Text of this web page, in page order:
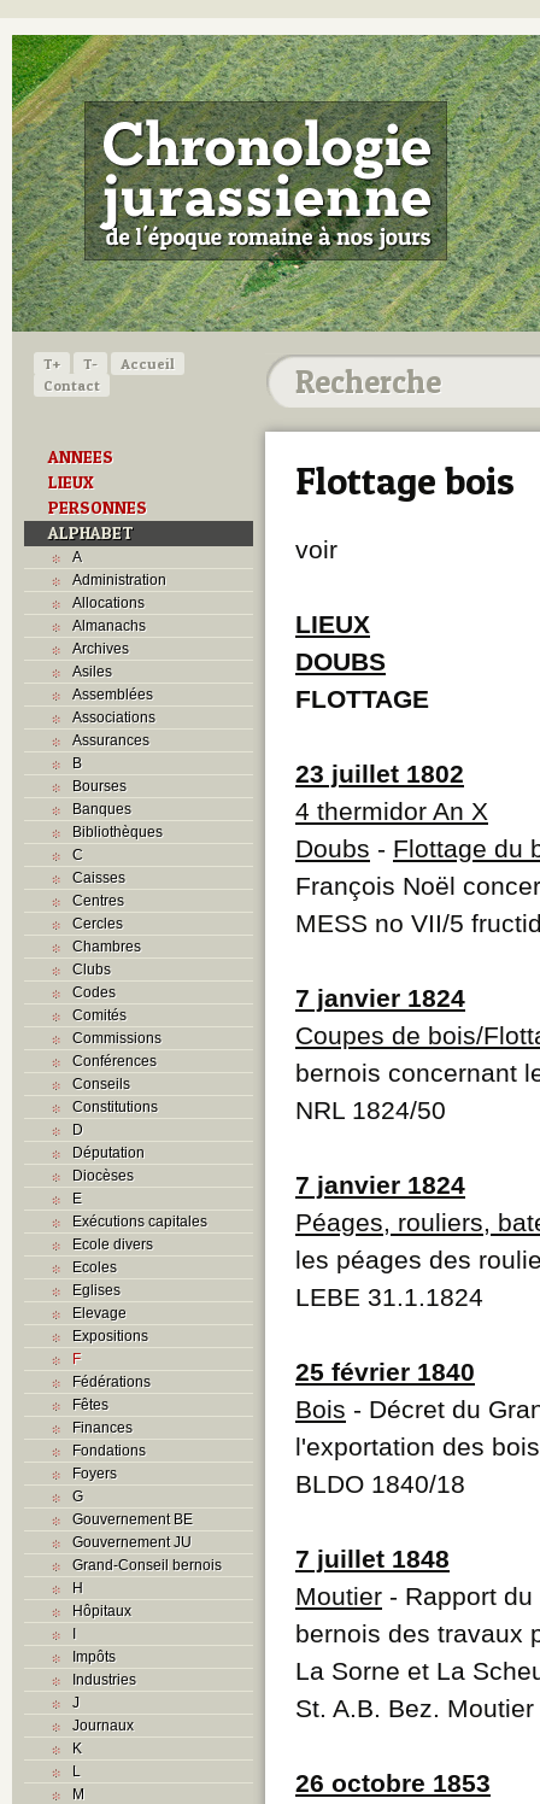
T+ T-
Accueil
Contact
ANNEES
LIEUX
PERSONNES
ALPHABET
A
Administration
Allocations
Almanachs
Archives
Asiles
Assemblées
Associations
Assurances
B
Bourses
Banques
Bibliothèques
C
Caisses
Centres
Cercles
Chambres
Clubs
Codes
Comités
Commissions
Conférences
Conseils
Constitutions
D
Députation
Diocèses
E
Exécutions capitales
Ecole divers
Ecoles
Eglises
Elevage
Expositions
F
Fédérations
Fêtes
Finances
Fondations
Foyers
G
Gouvernement BE
Gouvernement JU
Grand-Conseil bernois
H
Hôpitaux
I
Impôts
Industries
J
Journaux
K
L
M
Flottage bois
voir
LIEUX
DOUBS
FLOTTAGE
23 juillet 1802
4 thermidor An X
Doubs - Flottage du
François Noël
MESS no VII/5
7 janvier 1824
Coupes de bois/
bernois concernant
NRL 1824/50
7 janvier 1824
Péages, rouliers,
les péages des
LEBE 31.1.1824
25 février 1840
Bois - Décret du
l'exportation des bois
BLDO 1840/18
7 juillet 1848
Moutier - Rapport
bernois des travaux
La Sorne et La
St. A.B. Bez.
26 octobre 1853